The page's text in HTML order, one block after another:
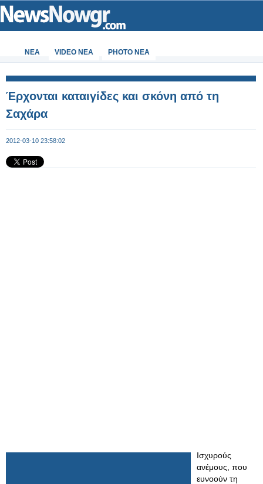
ΝΕΑ VIDEO NEA PHOTO NEA
Έρχονται καταιγίδες και σκόνη από τη
Σαχάρα
2012-03-10 23:58:02
Ισχυρούς
ανέμους, που
ευνοούν τη